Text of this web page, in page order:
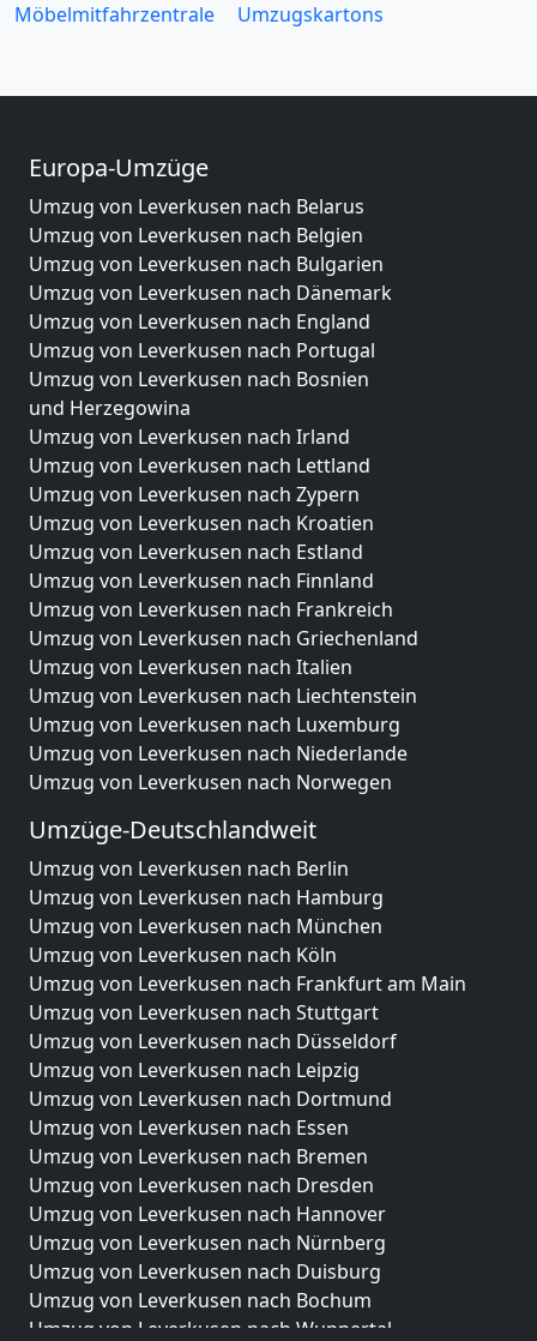
Möbelmitfahrzentrale
Umzugskartons
Europa-Umzüge
Umzug von Leverkusen nach Belarus
Umzug von Leverkusen nach Belgien
Umzug von Leverkusen nach Bulgarien
Umzug von Leverkusen nach Dänemark
Umzug von Leverkusen nach England
Umzug von Leverkusen nach Portugal
Umzug von Leverkusen nach Bosnien
und Herzegowina
Umzug von Leverkusen nach Irland
Umzug von Leverkusen nach Lettland
Umzug von Leverkusen nach Zypern
Umzug von Leverkusen nach Kroatien
Umzug von Leverkusen nach Estland
Umzug von Leverkusen nach Finnland
Umzug von Leverkusen nach Frankreich
Umzug von Leverkusen nach Griechenland
Umzug von Leverkusen nach Italien
Umzug von Leverkusen nach Liechtenstein
Umzug von Leverkusen nach Luxemburg
Umzug von Leverkusen nach Niederlande
Umzug von Leverkusen nach Norwegen
Umzüge-Deutschlandweit
Umzug von Leverkusen nach Berlin
Umzug von Leverkusen nach Hamburg
Umzug von Leverkusen nach München
Umzug von Leverkusen nach Köln
Umzug von Leverkusen nach Frankfurt am Main
Umzug von Leverkusen nach Stuttgart
Umzug von Leverkusen nach Düsseldorf
Umzug von Leverkusen nach Leipzig
Umzug von Leverkusen nach Dortmund
Umzug von Leverkusen nach Essen
Umzug von Leverkusen nach Bremen
Umzug von Leverkusen nach Dresden
Umzug von Leverkusen nach Hannover
Umzug von Leverkusen nach Nürnberg
Umzug von Leverkusen nach Duisburg
Umzug von Leverkusen nach Bochum
Umzug von Leverkusen nach Wuppertal